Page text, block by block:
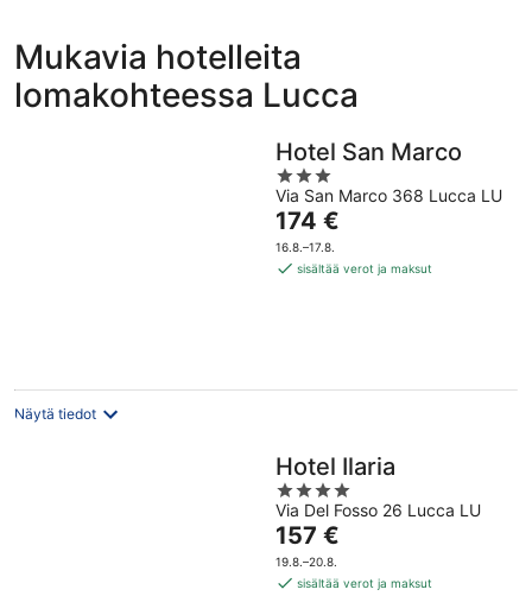
Mukavia hotelleita
lomakohteessa Lucca
Hotel San Marco
3
out
of
5
Via San Marco 368 Lucca LU
Hinta
on
174 €
174 €
16.8.–17.8.
sisältää verot ja maksut
Näytä tiedot
Hotel Ilaria
4
out
of
5
Via Del Fosso 26 Lucca LU
Hinta
on
157 €
157 €
19.8.–20.8.
sisältää verot ja maksut